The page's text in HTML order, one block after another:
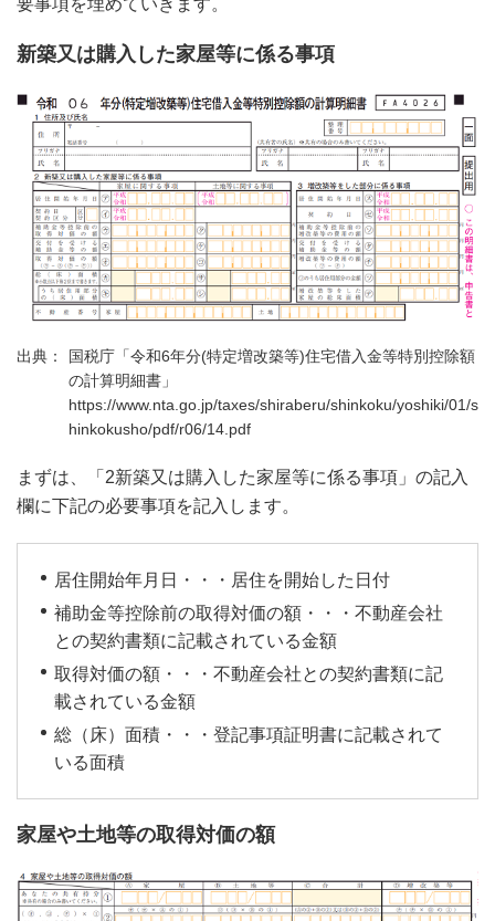
要事項を埋めていきます。
新築又は購入した家屋等に係る事項
国税庁「令和6年分(特定増改築等)住宅借入金等特別控除額
の計算明細書」
https://www.nta.go.jp/taxes/shiraberu/shinkoku/yoshiki/01/s
hinkokusho/pdf/r06/14.pdf
まずは、「2新築又は購入した家屋等に係る事項」の記入
欄に下記の必要事項を記入します。
居住開始年月日・・・居住を開始した日付
補助金等控除前の取得対価の額・・・不動産会社
との契約書類に記載されている金額
取得対価の額・・・不動産会社との契約書類に記
載されている金額
総（床）面積・・・登記事項証明書に記載されて
いる面積
家屋や土地等の取得対価の額